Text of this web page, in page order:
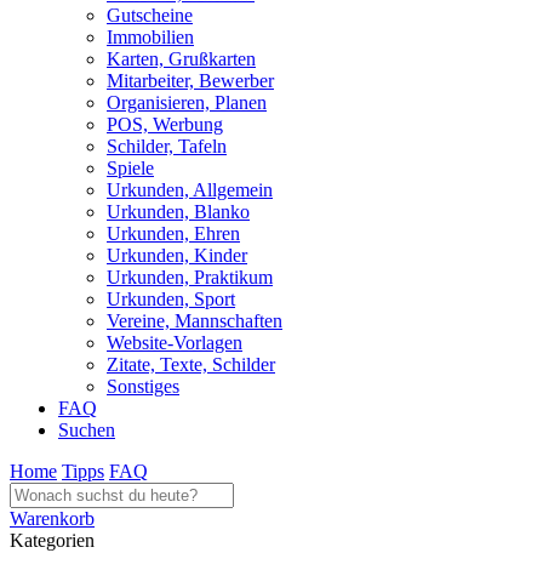
Gutscheine
Immobilien
Karten, Grußkarten
Mitarbeiter, Bewerber
Organisieren, Planen
POS, Werbung
Schilder, Tafeln
Spiele
Urkunden, Allgemein
Urkunden, Blanko
Urkunden, Ehren
Urkunden, Kinder
Urkunden, Praktikum
Urkunden, Sport
Vereine, Mannschaften
Website-Vorlagen
Zitate, Texte, Schilder
Sonstiges
FAQ
Suchen
Home Tipps FAQ
Warenkorb
Kategorien